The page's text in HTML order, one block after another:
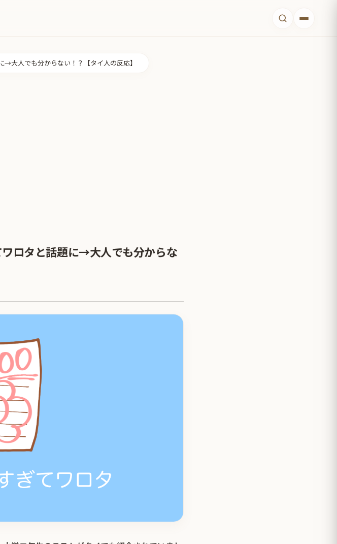
大人でも分からない！？【タイ人の反応】
ロタと話題に→大人でも分からな